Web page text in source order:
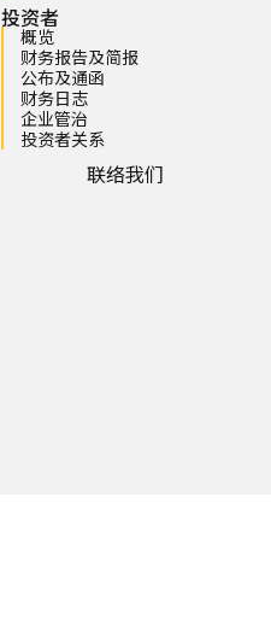
投资者
概览
财务报告及简报
公布及通函
财务日志
企业管治
投资者关系
联络我们